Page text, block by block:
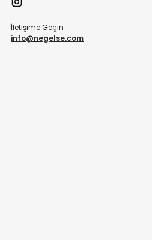
İletişime Geçin
info@negelse.com